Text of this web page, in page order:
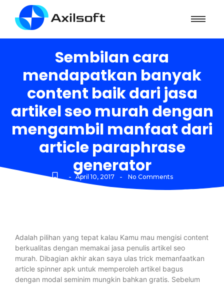
Sembilan cara
mendapatkan banyak
content baik dari jasa
artikel seo murah dengan
mengambil manfaat dari
article paraphrase
generator
- April 10, 2017 - No Comments
Adalah pilihan yang tepat kalau Kamu mau mengisi content
berkualitas dengan memakai jasa penulis artikel seo
murah. Dibagian akhir akan saya ulas trick memanfaatkan
article spinner apk untuk memperoleh artikel bagus
dengan modal seminim mungkin bahkan gratis. Sebelum